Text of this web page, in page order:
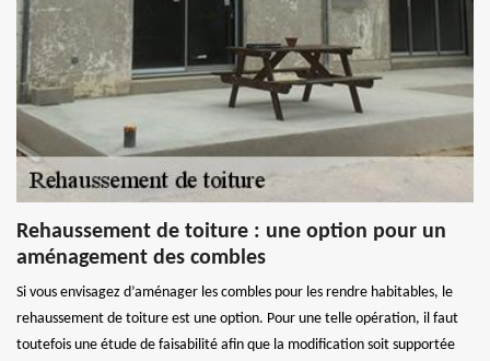
Rehaussement de toiture : une option pour un
aménagement des combles
Si vous envisagez d’aménager les combles pour les rendre habitables, le
rehaussement de toiture est une option. Pour une telle opération, il faut
toutefois une étude de faisabilité afin que la modification soit supportée